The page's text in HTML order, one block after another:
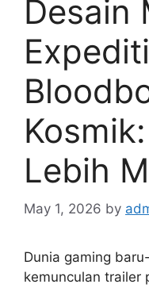
Desain
Lebih
May 1, 2026 by
Dunia gaming
kemunculan trailer